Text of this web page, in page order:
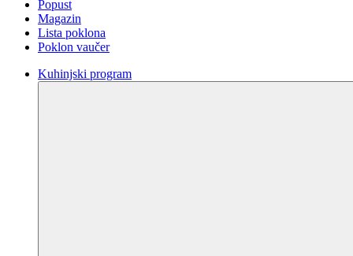
Popust
Magazin
Lista poklona
Poklon vaučer
Kuhinjski program